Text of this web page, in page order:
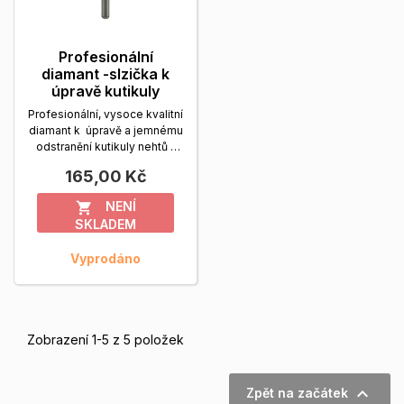
Profesionální
diamant -slzička k
úpravě kutikuly
Profesionální, vysoce kvalitní
diamant k úpravě a jemnému
odstranění kutikuly nehtů -
165,00 Kč

NENÍ
SKLADEM
Vyprodáno
Zobrazení 1-5 z 5 položek
Zpět na začátek 